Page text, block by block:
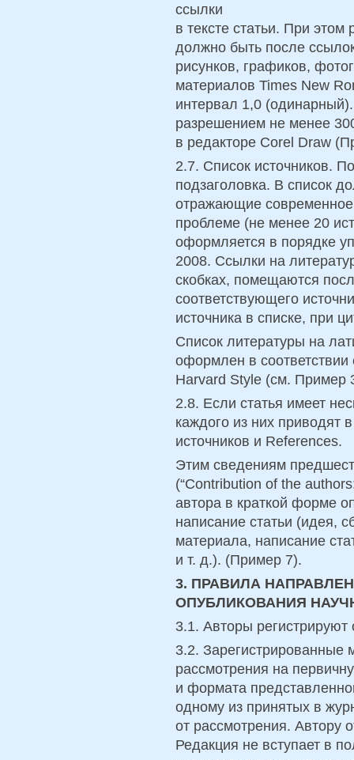
ссылки
в тексте статьи. При
должно быть после
рисунков, графиков,
материалов Times New
интервал 1,0
разрешением не менее
в редакторе Corel Draw
2.7. Список источников.
подзаголовка. В список
отражающие
проблеме (не менее 20
оформляется в порядке
2008. Ссылки на
скобках, помещаются
соответствующего
источника в списке, при
Список литературы на
оформлен в
Harvard Style (см. Пример
2.8. Если статья имеет
каждого из них приводят
источников и References.
Этим сведениям
(“Contribution of the
автора в краткой форме
написание статьи (идея,
материала, написание
и т. д.). (Пример 7).
3. ПРАВИЛА
ОПУБЛИКОВАНИЯ
3.1. Авторы
3.2.
рассмотрения на
и формата
одному из принятых в
от рассмотрения. Автору
Редакция не вступает в